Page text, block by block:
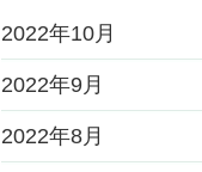
2022年10月
2022年9月
2022年8月